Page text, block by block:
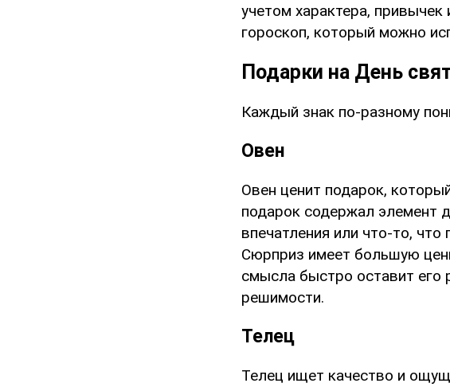
учетом характера,
гороскоп, который можно
Подарки на День
Каждый знак по-разному
Овен
Овен ценит подарок,
подарок содержал элемент
впечатления или что-то,
Сюрприз имеет большую
смысла быстро оставит
решимости.
Телец
Телец ищет качество и